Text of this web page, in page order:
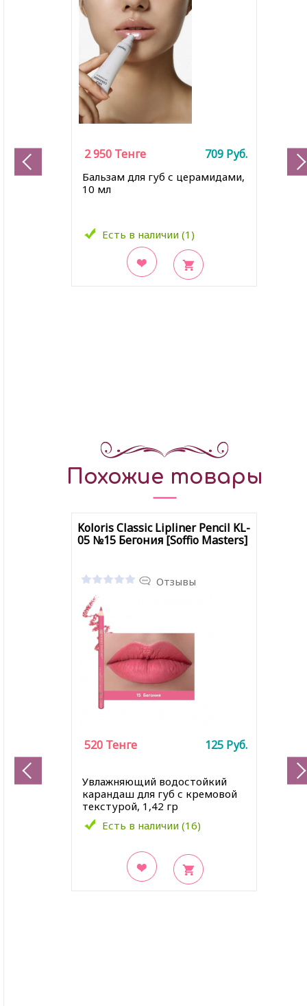
Бальзам для губ с церамидами,
10 мл
Есть в наличии (1)
2 950 Тенге 709 Руб.
Похожие товары
Koloris Classic Lipliner Pencil KL-
05 №15 Бегония [Soffio Masters]
Отзывы
Увлажняющий водостойкий
карандаш для губ с кремовой
текстурой, 1,42 гр
Есть в наличии (16)
520 Тенге 125 Руб.